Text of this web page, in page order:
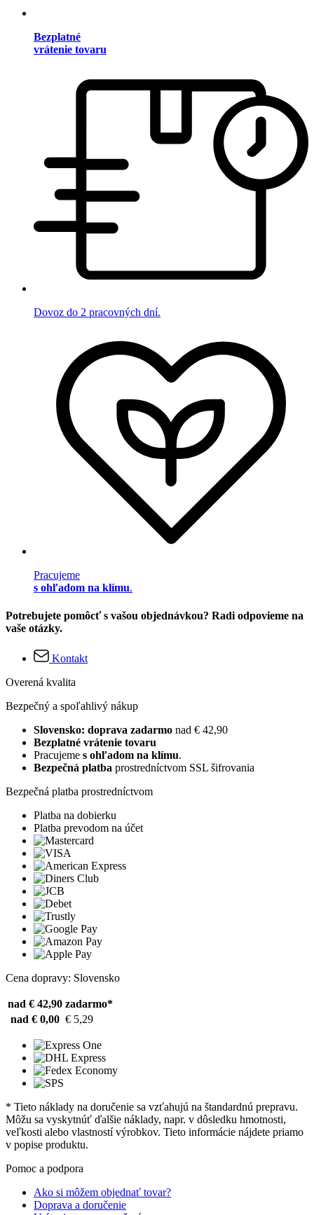
Bezplatné
vrátenie tovaru
Dovoz do 2 pracovných dní.
Pracujeme
s ohľadom na klímu.
Potrebujete pomôcť s vašou objednávkou? Radi odpovieme na
vaše otázky.
Kontakt
Overená kvalita
Bezpečný a spoľahlivý nákup
Slovensko: doprava zadarmo nad € 42,90
Bezplatné vrátenie tovaru
Pracujeme s ohľadom na klímu.
Bezpečná platba prostredníctvom SSL šifrovania
Bezpečná platba prostredníctvom
Platba na dobierku
Platba prevodom na účet
Cena dopravy: Slovensko
nad € 42,90 zadarmo*
nad € 0,00 € 5,29
* Tieto náklady na doručenie sa vzťahujú na štandardnú prepravu.
Môžu sa vyskytnúť ďalšie náklady, napr. v dôsledku hmotnosti,
veľkosti alebo vlastností výrobkov. Tieto informácie nájdete priamo
v popise produktu.
Pomoc a podpora
Ako si môžem objednať tovar?
Doprava a doručenie